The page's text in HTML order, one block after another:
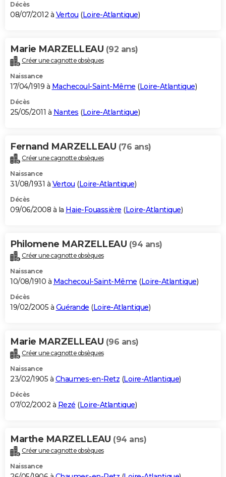
Décès
08/07/2012 à Vertou (Loire-Atlantique)
Marie MARZELLEAU (92 ans)
Créer une cagnotte obsèques
Naissance
17/04/1919 à Machecoul-Saint-Même (Loire-Atlantique)
Décès
25/05/2011 à Nantes (Loire-Atlantique)
Fernand MARZELLEAU (76 ans)
Créer une cagnotte obsèques
Naissance
31/08/1931 à Vertou (Loire-Atlantique)
Décès
09/06/2008 à la Haie-Fouassière (Loire-Atlantique)
Philomene MARZELLEAU (94 ans)
Créer une cagnotte obsèques
Naissance
10/08/1910 à Machecoul-Saint-Même (Loire-Atlantique)
Décès
19/02/2005 à Guérande (Loire-Atlantique)
Marie MARZELLEAU (96 ans)
Créer une cagnotte obsèques
Naissance
23/02/1905 à Chaumes-en-Retz (Loire-Atlantique)
Décès
07/02/2002 à Rezé (Loire-Atlantique)
Marthe MARZELLEAU (94 ans)
Créer une cagnotte obsèques
Naissance